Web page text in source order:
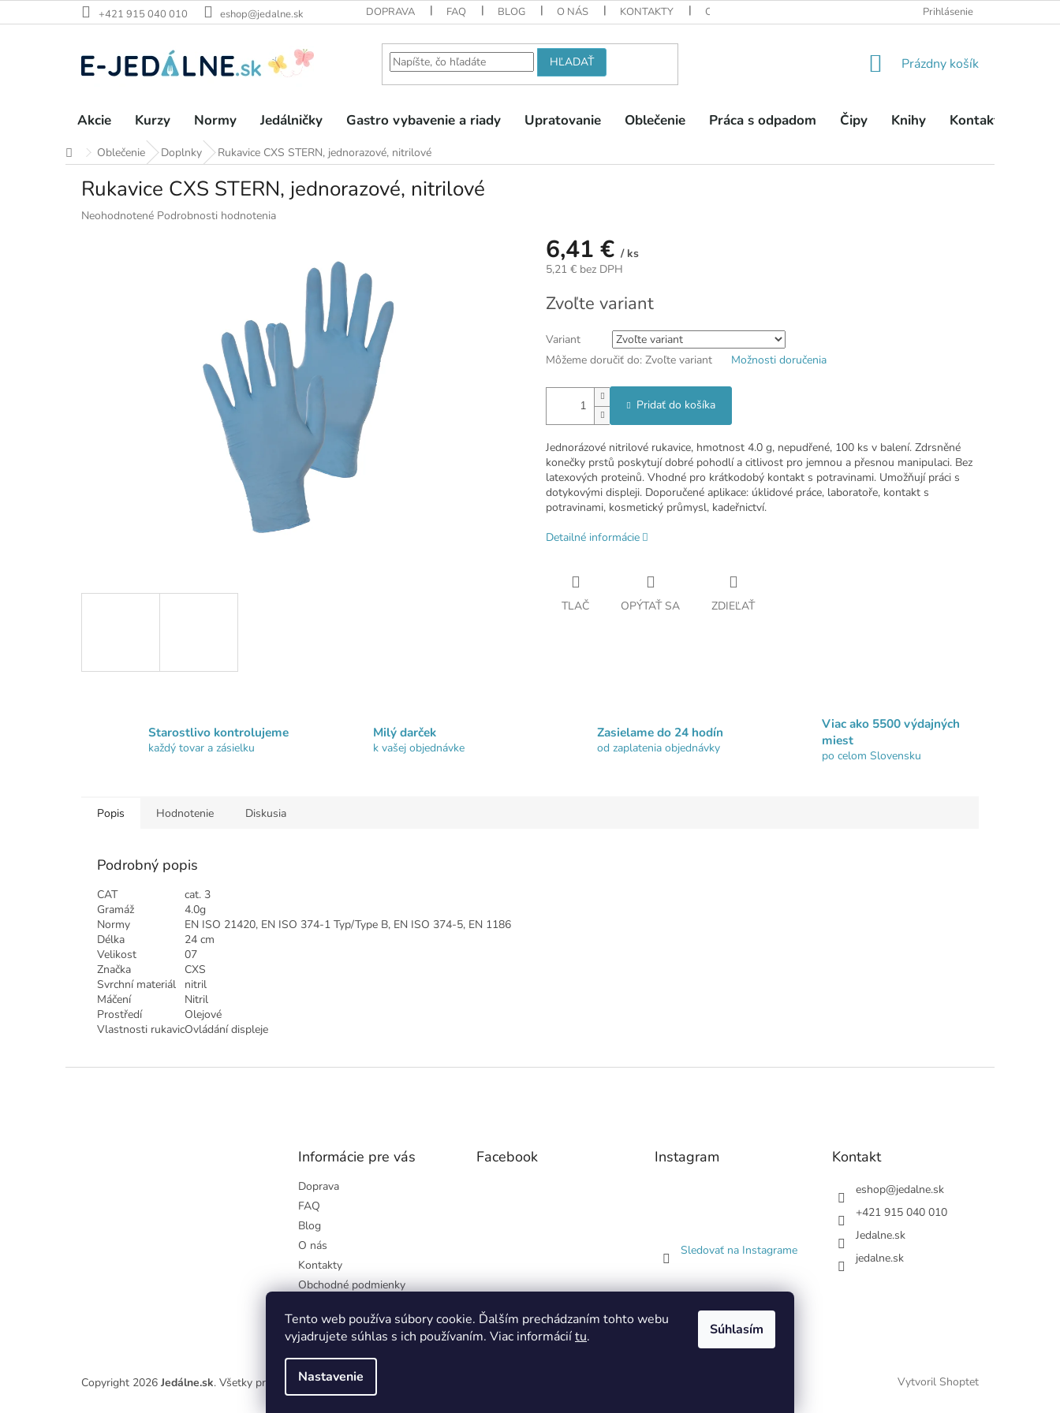
Tento web používa súbory cookie. Ďalším prechádzaním tohto webu
vyjadrujete súhlas s ich používaním. Viac informáciítu.
Nastavenie
Súhlasím
na
+421 915 040 010 eshop@jedalne.sk DOPRAVA FAQ BLOG O NÁS KONTAKTY OBCHODNÉ PODMIENKY PODMIENKY OCHRANY OSOBNÝCH
Prihlásenie
HĽADAŤ
NÁKUPNÝ
Prázdny košík
Akcie Kurzy Normy Jedálničky Gastro vybavenie a riady Upratovanie Oblečenie Práca s odpadom Čipy Knihy Kontakty
DomovOblečenie Doplnky Rukavice CXS STERN, jednorazové, nitrilové
Rukavice CXS STERN, jednorazové, nitrilové
Priemerné
Neohodnotené Podrobnosti hodnotenia
6,41 € / ks
5,21 € bez DPH
cena:
Zvoľte variant
Variant
Môžeme doručiť do: Zvoľte variant Možnosti doručenia
Pridať do košíka
Jednorázové nitrilové rukavice, hmotnost 4.0 g, nepudřené, 100 ks v balení. Zdrsněné
konečky prstů poskytují dobré pohodlí a citlivost pro jemnou a přesnou manipulaci. Bez
latexových proteinů. Vhodné pro krátkodobý kontakt s potravinami. Umožňují práci s
dotykovými displeji. Doporučené aplikace: úklidové práce, laboratoře, kontakt s
potravinami, kosmetický průmysl, kadeřnictví.
Detailné informácie
TLAČ OPÝTAŤ SA ZDIEĽAŤ
Starostlivo kontrolujeme
každý tovar a zásielku
Milý darček
k vašej objednávke
Zasielame do 24 hodín
od zaplatenia objednávky
Viac ako 5500 výdajných
miest
po celom Slovensku
Popis Hodnotenie Diskusia
Podrobný popis
CAT
cat. 3
Gramáž
4.0g
Normy
EN ISO 21420, EN ISO 374-1 Typ/Type B, EN ISO 374-5, EN 1186
Délka
24 cm
Velikost
07
Značka
CXS
Svrchní materiál
nitril
Máčení
Nitril
Prostředí
Olejové
Vlastnosti rukavicOvládání displeje
Informácie pre vás
Doprava
FAQ
Blog
O nás
Kontakty
Obchodné podmienky
osobných údajov
Facebook Instagram
Sledovať na Instagrame
Kontakt
eshop@jedalne.sk
+421 915 040 010
Jedalne.sk
jedalne.sk
Vytvoril Shoptet
Copyright 2026 Jedálne.sk. Všetky práva vyhradené.